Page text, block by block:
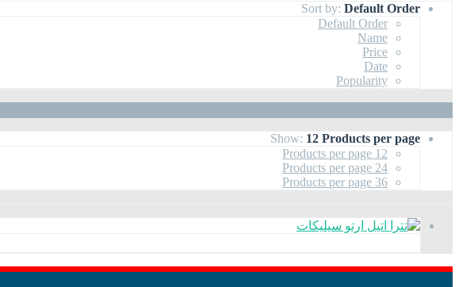
Sort by: Default Order
Default Order
Name
Price
Date
Popularity
Show: 12 Products per page
12 Products per page
24 Products per page
36 Products per page